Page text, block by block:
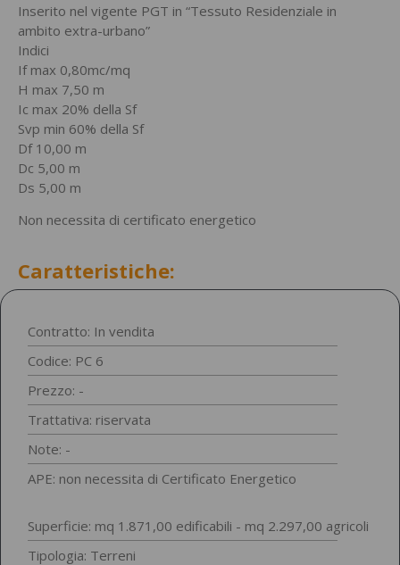
Inserito nel vigente PGT in “Tessuto Residenziale in
ambito extra-urbano”
Indici
If max 0,80mc/mq
H max 7,50 m
Ic max 20% della Sf
Svp min 60% della Sf
Df 10,00 m
Dc 5,00 m
Ds 5,00 m
Non necessita di certificato energetico
Caratteristiche:
Contratto: In vendita
Codice: PC 6
Prezzo: -
Trattativa: riservata
Note: -
APE: non necessita di Certificato Energetico
Superficie: mq 1.871,00 edificabili - mq 2.297,00 agricoli
Tipologia: Terreni